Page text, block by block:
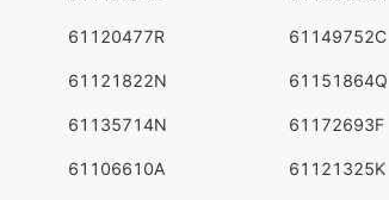
61120477R 61149752C
61121822N 61151864Q
61135714N 61172693F
61106610A 61121325K